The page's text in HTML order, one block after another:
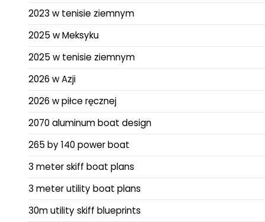
2023 w tenisie ziemnym
2025 w Meksyku
2025 w tenisie ziemnym
2026 w Azji
2026 w piłce ręcznej
2070 aluminum boat design
265 by 140 power boat
3 meter skiff boat plans
3 meter utility boat plans
30m utility skiff blueprints